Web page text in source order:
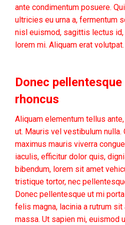
ante condimentum posuere.
ultricies eu urna a, fermentum
nisl euismod, sagittis lectus
lorem mi. Aliquam erat volutpat.
Donec
rhoncus
Aliquam elementum tellus
ut. Mauris vel vestibulum nulla.
maximus mauris viverra
iaculis, efficitur dolor quis,
bibendum, lorem sit amet
tristique tortor, nec
Donec pellentesque ut mi
felis magna, lacinia a rutrum
massa. Ut sapien mi, euismod